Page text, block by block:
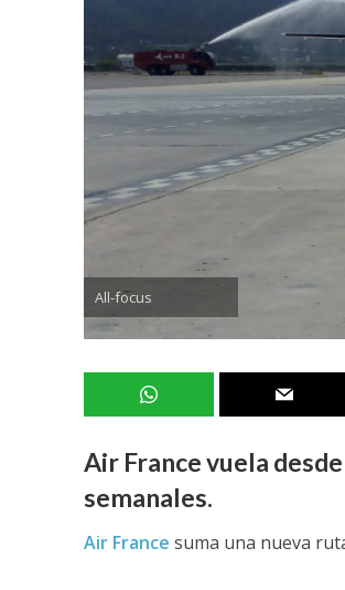
All-focus
Air France vuela
semanales.
Air France suma una nueva